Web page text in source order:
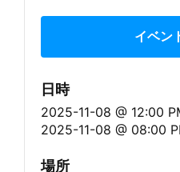
イベン
日時
2025-11-08 @ 12:00
2025-11-08 @ 08:00
場所